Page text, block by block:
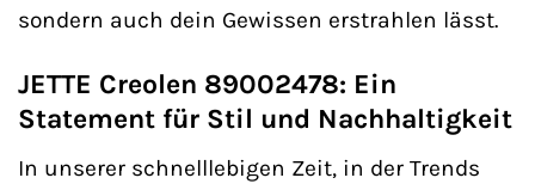
sondern auch dein Gewissen erstrahlen lässt.
JETTE Creolen 89002478: Ein
Statement für Stil und Nachhaltigkeit
In unserer schnelllebigen Zeit, in der Trends